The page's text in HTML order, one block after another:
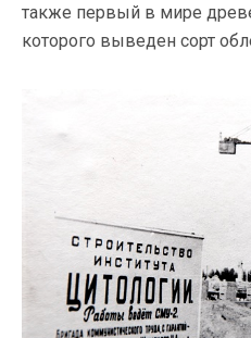
также первый в мире
которого выведен сорт